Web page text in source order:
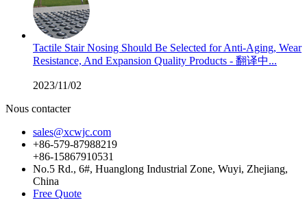
Tactile Stair Nosing Should Be Selected for Anti-Aging, Wear
Resistance, And Expansion Quality Products - 翻译中...
2023/11/02
Nous contacter
sales@xcwjc.com
+86-579-87988219
+86-15867910531
No.5 Rd., 6#, Huanglong Industrial Zone, Wuyi, Zhejiang,
China
Free Quote